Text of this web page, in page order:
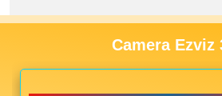
Camera Ezviz